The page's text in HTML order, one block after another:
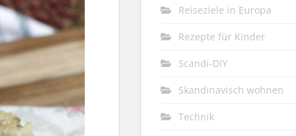
Reiseziele in Europa
Rezepte für Kinder
Scandi-DIY
Skandinavisch wohnen
Technik